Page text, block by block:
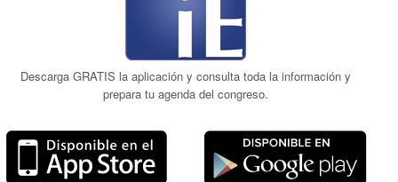
Descarga GRATIS la aplicación y consulta toda la información y
prepara tu agenda del congreso.